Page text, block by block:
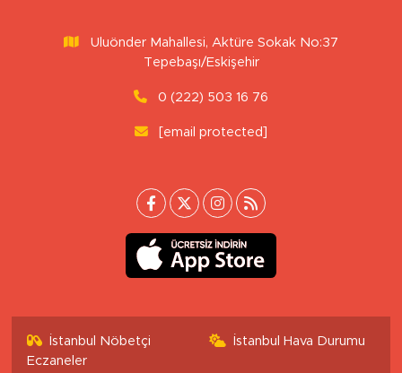
Uluönder Mahallesi, Aktüre Sokak No:37
Tepebaşı/Eskişehir
0 (222) 503 16 76
[email protected]
İstanbul Nöbetçi
Eczaneler
İstanbul Hava Durumu